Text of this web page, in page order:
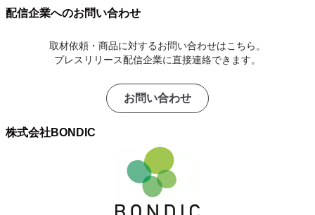
配信企業へのお問い合わせ
取材依頼・商品に対するお問い合わせはこちら。
プレスリリース配信企業に直接連絡できます。
お問い合わせ
株式会社BONDIC